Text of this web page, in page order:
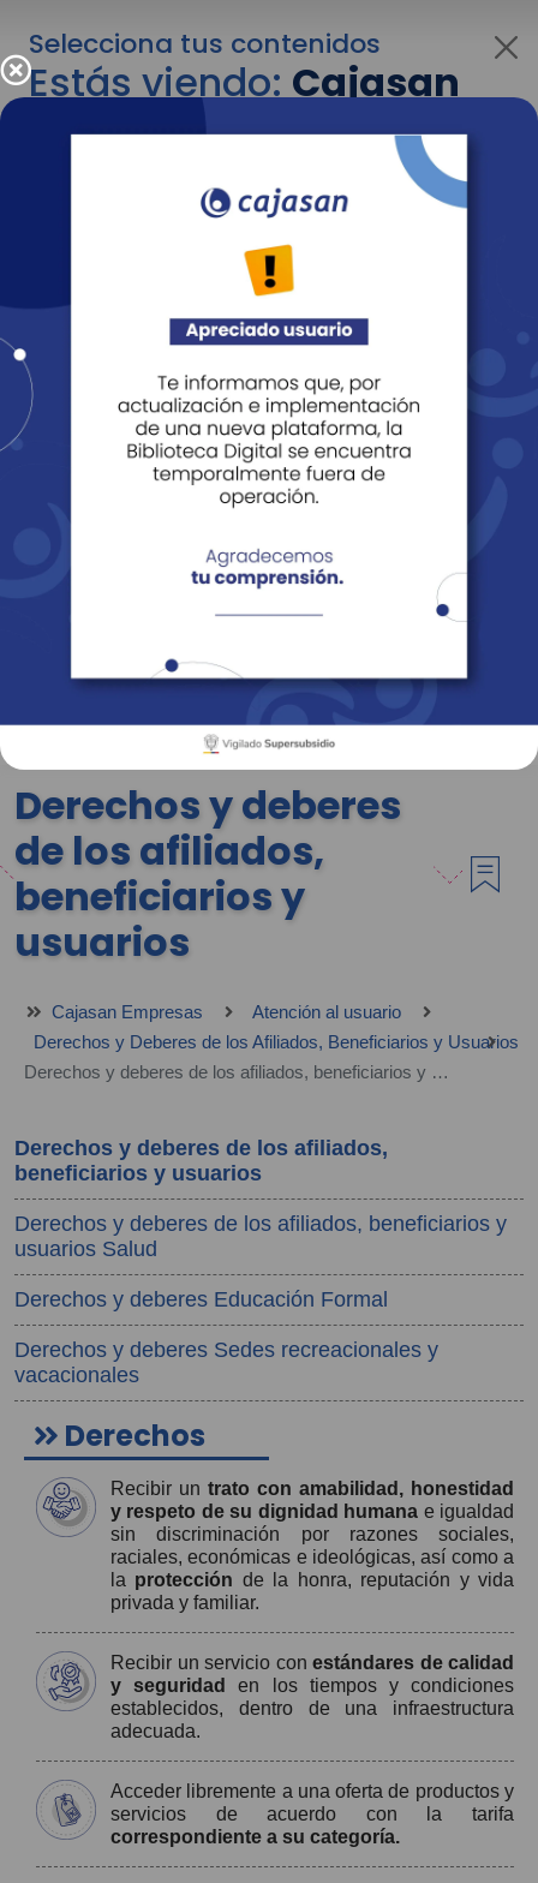
Selecciona tus contenidos
Estás viendo:Cajasan
para empresas
Para cambiar al contenido de tu interés más
adelante recuerda utilizar el menú
Entendido
Revista Fácil Vivir
Sedes Directorio Servicios En Línea
Derechos y deberes
de los afiliados,
beneficiarios y
usuarios
Cajasan Empresas
Atención al usuario
Derechos y Deberes de los Afiliados, Beneficiarios y Usuarios
Derechos y deberes de los afiliados, beneficiarios y usuarios
Derechos y deberes de los afiliados,
beneficiarios y usuarios
Derechos y deberes de los afiliados, beneficiarios y
usuarios Salud
Derechos y deberes Educación Formal
Derechos y deberes Sedes recreacionales y
vacacionales
Derechos
Recibir un trato con amabilidad, honestidad
y respeto de su dignidad humana e igualdad
sin discriminación por razones sociales,
raciales, económicas e ideológicas, así como a
la protección de la honra, reputación y vida
privada y familiar.
Recibir un servicio con estándares de calidad
y seguridad
en los tiempos y condiciones
establecidos, dentro de una infraestructura
adecuada.
Acceder libremente a una oferta de productos y
servicios de acuerdo con la tarifa
correspondiente a su categoría.